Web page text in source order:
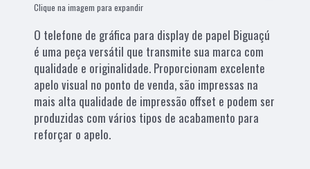
Clique na imagem para expandir
O telefone de gráfica para display de papel Biguaçú
é uma peça versátil que transmite sua marca com
qualidade e originalidade. Proporcionam excelente
apelo visual no ponto de venda, são impressas na
mais alta qualidade de impressão offset e podem ser
produzidas com vários tipos de acabamento para
reforçar o apelo.